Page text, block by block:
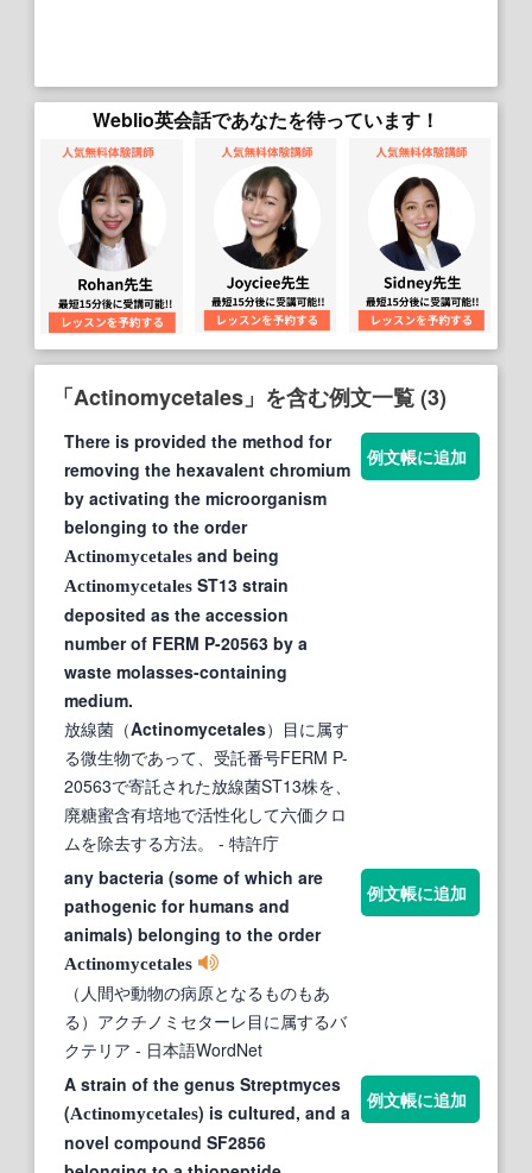
Weblio英会話であなたを待っています！
「Actinomycetales」を含む例文一覧 (3)
There is provided the method for
removing the hexavalent chromium
by activating the microorganism
belonging to the order
Actinomycetales and being
Actinomycetales ST13 strain
deposited as the accession
number of FERM P-20563 by a
waste molasses-containing
medium.
放線菌（Actinomycetales）目に属す
る微生物であって、受託番号FERM P-
20563で寄託された放線菌ST13株を、
廃糖蜜含有培地で活性化して六価クロ
ムを除去する方法。
- 特許庁
例文帳に追加
any bacteria (some of which are
pathogenic for humans and
animals) belonging to the order
Actinomycetales
（人間や動物の病原となるものもあ
る）アクチノミセターレ目に属するバ
クテリア - 日本語WordNet
例文帳に追加
A strain of the genus Streptmyces
(Actinomycetales) is cultured, and a
novel compound SF2856
例文帳に追加